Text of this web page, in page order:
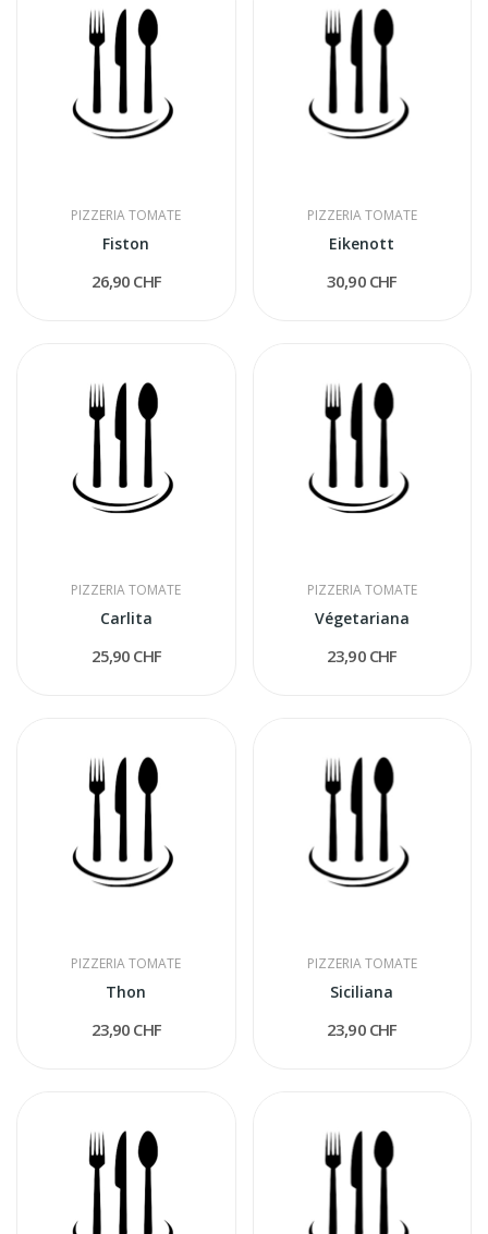
PIZZERIA TOMATE
Fiston
26,90 CHF
PIZZERIA TOMATE
Eikenott
30,90 CHF
PIZZERIA TOMATE
Carlita
25,90 CHF
PIZZERIA TOMATE
Végetariana
23,90 CHF
PIZZERIA TOMATE
Thon
23,90 CHF
PIZZERIA TOMATE
Siciliana
23,90 CHF